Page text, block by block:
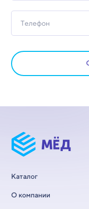
Каталог
О компании